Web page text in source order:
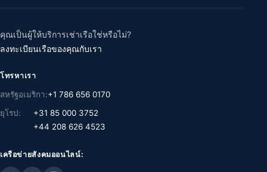
คุณเป็นผู้ให้บริการเช่าเรือใช่หรือไม่?
ลงทะเบียนเรือของคุณกับเรา
โทรหาเรา
สหรัฐอเมริกา:+1 786 656 0170
ยุโรป:
+31 85 000 3752
+44 208 626 4523
เครือข่ายสังคมออนไลน์: